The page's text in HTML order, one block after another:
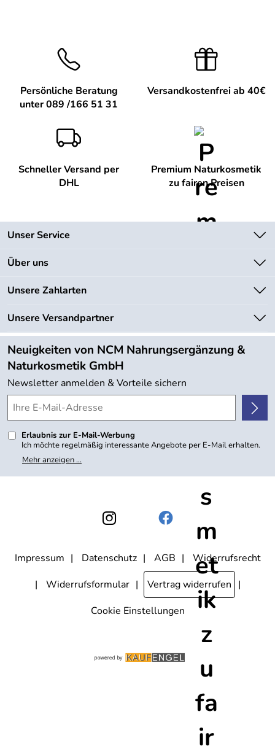
Persönliche Beratung
unter 089 /166 51 31
Versandkostenfrei ab 40€
Schneller Versand per
DHL
Premium Naturkosmetik
zu fairen Preisen
Unser Service
Kontakt
Lieferbedingungen
Kundenlogin
Über uns
Unsere Bestseller
Neu
Angebote
Kundenbewertungen (754)
4,9/5*****
Unsere Zahlarten
Unsere Versandpartner
Neuigkeiten von NCM Nahrungsergänzung &
Naturkosmetik GmbH
Newsletter anmelden & Vorteile sichern
Erlaubnis zur E-Mail-Werbung
Ich möchte regelmäßig interessante Angebote per E-Mail erhalten.
Meine E-Mail-Adresse wird nicht an andere Unternehmen
weitergegeben. Zu statistischen Zwecken wird in anonymer Form
Einwilligung zur Nutzung meiner E-Mail- Adresse für Werbezwecke
kann ich jederzeit mit Wirkung für die Zukunft widerrufen, indem ich
den Link "Abmelden" am Ende des Newsletters anklicke oder die
Option Newsletter im Mitgliederbereich deaktiviere. Die
habe ich zur Kenntnis genommen.
Mehr anzeigen ...
Impressum Datenschutz AGB
Widerrufsrecht
Widerrufsformular
Vertrag widerrufen
Cookie Einstellungen